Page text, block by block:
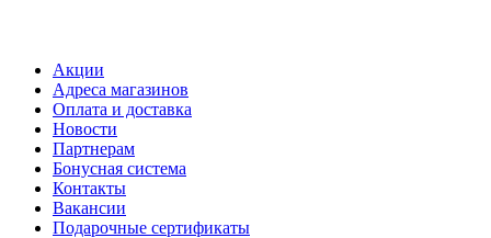
Акции
Адреса магазинов
Оплата и доставка
Новости
Партнерам
Бонусная система
Контакты
Вакансии
Подарочные сертификаты